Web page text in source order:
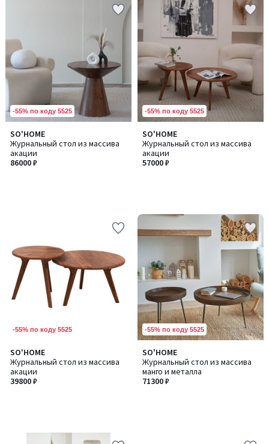
-55% по коду 5525
SO'HOME
Журнальный стол из массива
акации
86000 ₽
-55% по коду 5525
SO'HOME
Журнальный стол из массива
акации
57000 ₽
-55% по коду 5525
SO'HOME
Журнальный стол из массива
акации
39800 ₽
-55% по коду 5525
SO'HOME
Журнальный стол из массива
манго и металла
71300 ₽